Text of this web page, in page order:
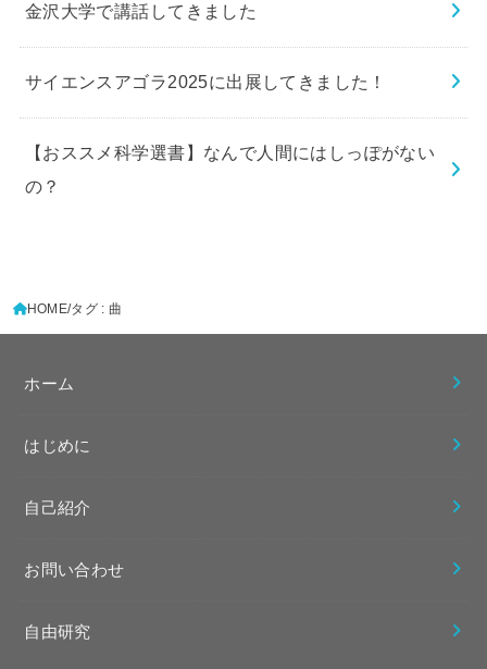
金沢大学で講話してきました
サイエンスアゴラ2025に出展してきました！
【おススメ科学選書】なんで人間にはしっぽがない
の？
HOME タグ : 曲
ホーム
はじめに
自己紹介
お問い合わせ
自由研究